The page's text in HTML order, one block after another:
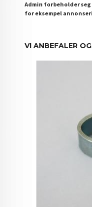
Admin forbeholder
for eksempel
VI ANBEFALER